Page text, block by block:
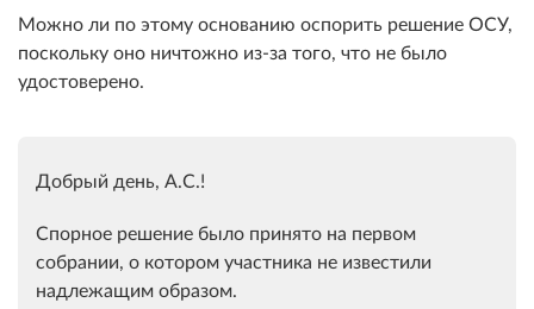
Можно ли по этому основанию оспорить решение ОСУ,
поскольку оно ничтожно из-за того, что не было
удостоверено.
Добрый день, А.С.!
Спорное решение было принято на первом
собрании, о котором участника не известили
надлежащим образом.